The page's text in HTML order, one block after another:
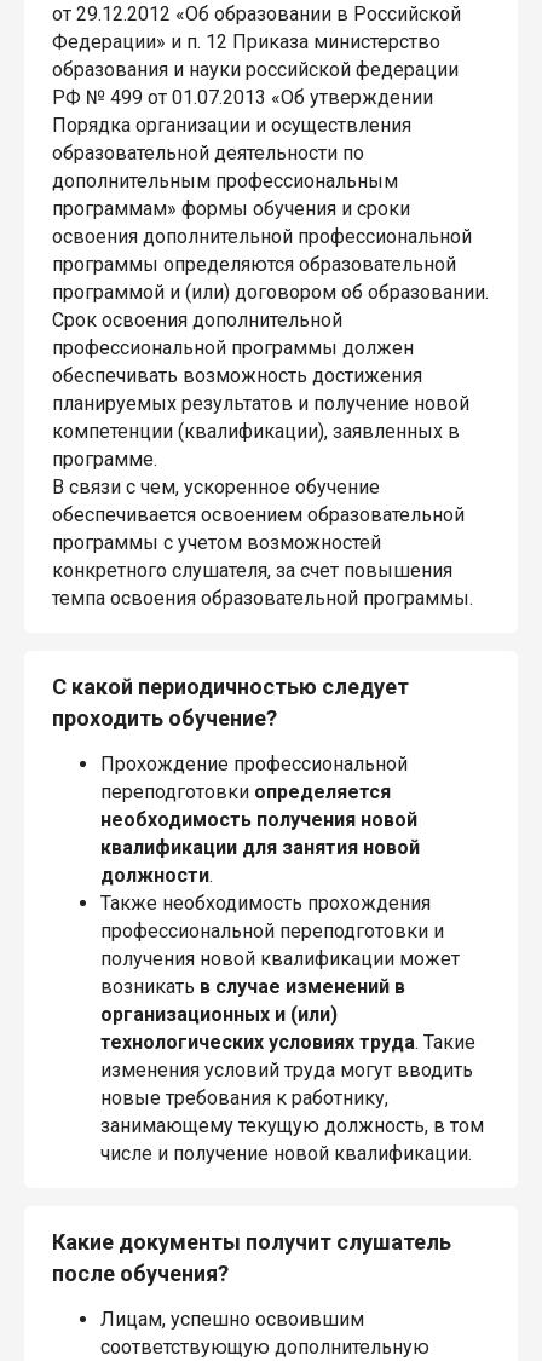
от 29.12.2012 «Об образовании в Российской
Федерации» и п. 12 Приказа министерство
образования и науки российской федерации
РФ № 499 от 01.07.2013 «Об утверждении
Порядка организации и осуществления
образовательной деятельности по
дополнительным профессиональным
программам» формы обучения и сроки
освоения дополнительной профессиональной
программы определяются образовательной
программой и (или) договором об образовании.
Срок освоения дополнительной
профессиональной программы должен
обеспечивать возможность достижения
планируемых результатов и получение новой
компетенции (квалификации), заявленных в
программе.
В связи с чем, ускоренное обучение
обеспечивается освоением образовательной
программы с учетом возможностей
конкретного слушателя, за счет повышения
темпа освоения образовательной программы.
С какой периодичностью следует
проходить обучение?
Прохождение профессиональной
переподготовки определяется
необходимость получения новой
квалификации для занятия новой
должности.
Также необходимость прохождения
профессиональной переподготовки и
получения новой квалификации может
возникать в случае изменений в
организационных и (или)
технологических условиях труда. Такие
изменения условий труда могут вводить
новые требования к работнику,
занимающему текущую должность, в том
числе и получение новой квалификации.
Какие документы получит слушатель
после обучения?
Лицам, успешно освоившим
соответствующую дополнительную